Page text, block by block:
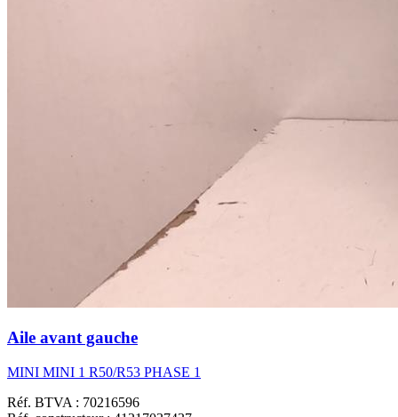
Aile avant gauche
MINI MINI 1 R50/R53 PHASE 1
Réf. BTVA : 70216596